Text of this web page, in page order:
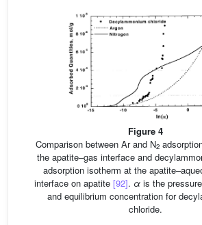
Figure 4
Comparison between Ar and N2
the apatite–gas interface and
adsorption isotherm at the
interface on apatite [92]. α is the
and equilibrium concentration for
chloride.